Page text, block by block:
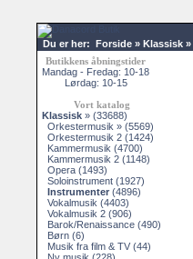
Du er her: Forside » Klassisk »
Butikkens åbningstider
Mandag - Fredag: 10-18
Lørdag: 10-15
Vort katalog
Klassisk » (33688)
Orkestermusik » (5569)
Orkestermusik 2 (1424)
Kammermusik (4700)
Kammermusik 2 (1148)
Opera (1493)
Soloinstrument (1927)
Instrumenter (4896)
Vokalmusik (4403)
Vokalmusik 2 (906)
Barok/Renaissance (490)
Børn (6)
Musik fra film & TV (44)